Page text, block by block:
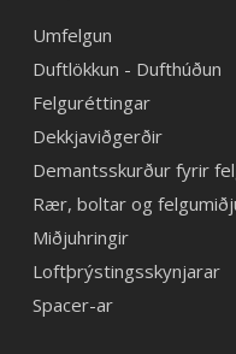
Umfelgun
Duftlökkun - Dufthúðun
Felguréttingar
Dekkjaviðgerðir
Demantsskurður fyrir
Rær, boltar og
Miðjuhringir
Loftþrýstingsskynjarar
Spacer-ar